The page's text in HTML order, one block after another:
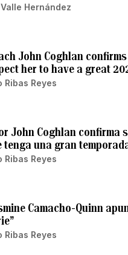
Hernández
John Coghlan
her to have a great
Ribas Reyes
John Coghlan confirma
tenga una gran
Ribas Reyes
Camacho-Quinn
Ribas Reyes